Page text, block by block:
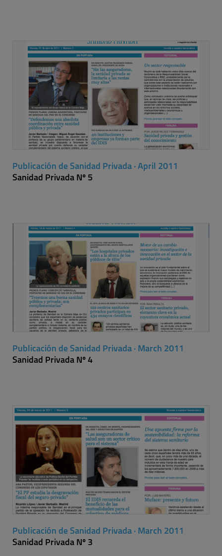
Publicación de Sanidad Privada · April 2011
Sanidad Privada Nº 5
Publicación de Sanidad Privada · March 2011
Sanidad Privada Nº 4
Publicación de Sanidad Privada · March 2011
Sanidad Privada Nº 3